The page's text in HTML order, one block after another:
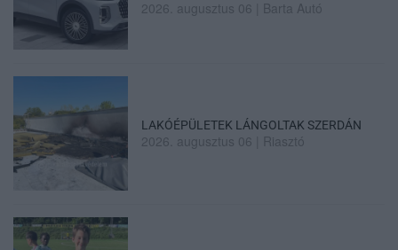
2026. augusztus 06 Barta Autó
LAKÓÉPÜLETEK LÁNGOLTAK SZERDÁN
2026. augusztus 06 Riasztó